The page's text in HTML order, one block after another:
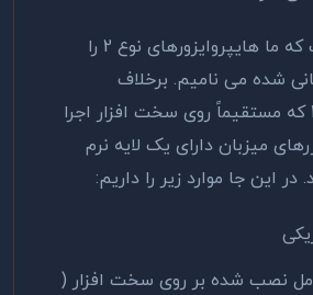
به همین دلیل است که ما هایپروایزورهای نوع 2 را
شده می نامیم. برخلاف
هایپروایزرهای نوع 1 که مستقیماً روی سخت افزار اجرا
میزبان دارای یک لایه نرم
در این جا موارد زیر را داریم:
نصب شده بر روی سخت افزار (